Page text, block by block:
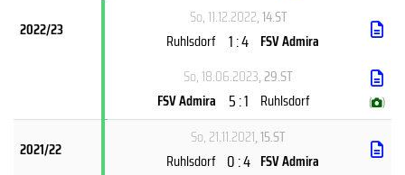
2022/23
So, 11.12.2022, 14.ST
Ruhlsdorf 1 : 4 FSV Admira
So, 18.06.2023, 29.ST
FSV Admira
5 : 1 Ruhlsdorf ( )
2021/22
So, 21.11.2021, 15.ST
Ruhlsdorf 0 : 4 FSV Admira